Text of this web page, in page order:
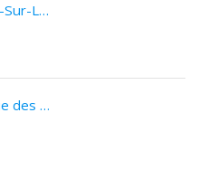
Crédit Agricole Les Rosiers-Sur-Loire 9 Rue des Ponts
Crédit Agricole Avoine 7 Rue des Ecoles